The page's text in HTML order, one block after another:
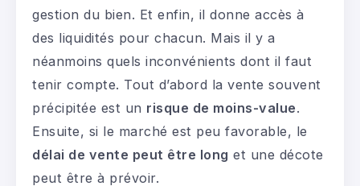
gestion du bien. Et enfin, il donne accès à
des liquidités pour chacun. Mais il y a
néanmoins quels inconvénients dont il faut
tenir compte. Tout d’abord la vente souvent
précipitée est un risque de moins-value.
Ensuite, si le marché est peu favorable, le
délai de vente peut être long et une décote
peut être à prévoir.